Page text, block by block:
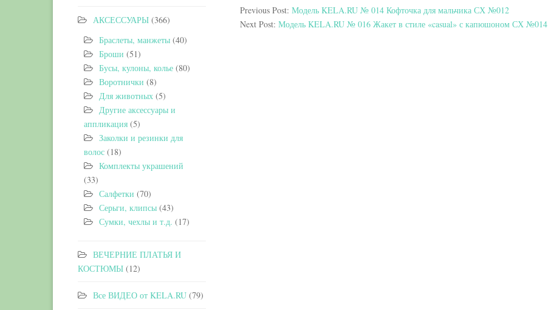
Previous Post: Модель KELA.RU № 014 Кофточка для мальчика СХ №012
Next Post: Модель KELA.RU № 016 Жакет в стиле «casual» с капюшоном СХ №014
АКСЕССУАРЫ (366)
Браслеты, манжеты (40)
Броши (51)
Бусы, кулоны, колье (80)
Воротнички (8)
Для животных (5)
Другие аксессуары и
аппликация (5)
Заколки и резинки для
волос (18)
Комплекты украшений
(33)
Салфетки (70)
Серьги, клипсы (43)
Сумки, чехлы и т.д. (17)
ВЕЧЕРНИЕ ПЛАТЬЯ И
КОСТЮМЫ (12)
Все ВИДЕО от KELA.RU (79)